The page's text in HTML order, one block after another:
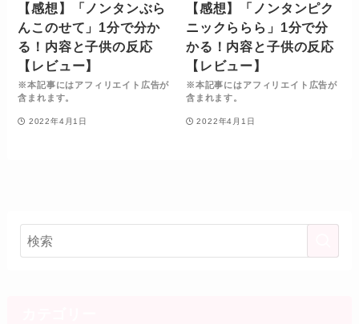
【感想】「ノンタンぶら
んこのせて」1分で分か
る！内容と子供の反応
【レビュー】
※本記事にはアフィリエイト広告が
含まれます。
2022年4月1日
【感想】「ノンタンピク
ニックららら」1分で分
かる！内容と子供の反応
【レビュー】
※本記事にはアフィリエイト広告が
含まれます。
2022年4月1日